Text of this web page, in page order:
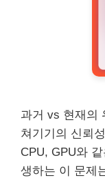
과거 vs 현재의
쳐기기의 신뢰
CPU, GPU와
생하는 이 문제